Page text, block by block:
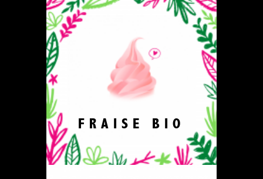
FRAISE BIO